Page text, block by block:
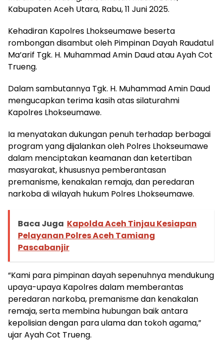
Kabupaten Aceh Utara, Rabu, 11 Juni 2025.
Kehadiran Kapolres Lhokseumawe beserta
rombongan disambut oleh Pimpinan Dayah Raudatul
Ma’arif Tgk. H. Muhammad Amin Daud atau Ayah Cot
Trueng.
Dalam sambutannya Tgk. H. Muhammad Amin Daud
mengucapkan terima kasih atas silaturahmi
Kapolres Lhokseumawe.
Ia menyatakan dukungan penuh terhadap berbagai
program yang dijalankan oleh Polres Lhokseumawe
dalam menciptakan keamanan dan ketertiban
masyarakat, khususnya pemberantasan
premanisme, kenakalan remaja, dan peredaran
narkoba di wilayah hukum Polres Lhokseumawe.
Baca Juga Kapolda Aceh Tinjau Kesiapan
Pelayanan Polres Aceh Tamiang
Pascabanjir
“Kami para pimpinan dayah sepenuhnya mendukung
upaya-upaya Kapolres dalam memberantas
peredaran narkoba, premanisme dan kenakalan
remaja, serta membina hubungan baik antara
kepolisian dengan para ulama dan tokoh agama,”
ujar Ayah Cot Trueng.